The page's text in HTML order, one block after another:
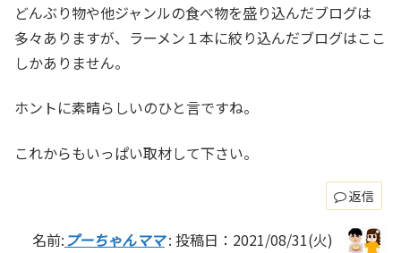
どんぶり物や他ジャンルの食べ物を盛り込んだブログは
多々ありますが、ラーメン１本に絞り込んだブログはここ
しかありません。
ホントに素晴らしいのひと言ですね。
これからもいっぱい取材して下さい。
返信
名前:プーちゃんママ: 投稿日：2021/08/31(火)